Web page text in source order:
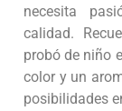
necesita
calidad.
probó de niño
color y un
posibilidades